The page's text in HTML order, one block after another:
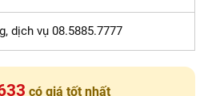
dịch vụ 08.5885.7777
có giá tốt nhất